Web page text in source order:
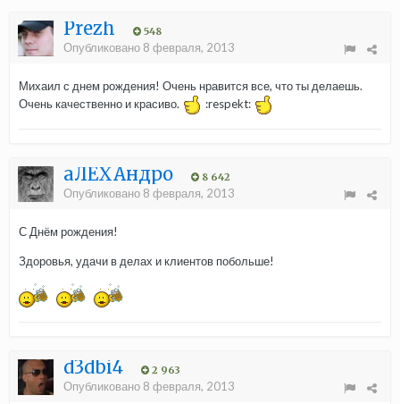
Prezh 548
Опубликовано 8 февраля, 2013
Михаил с днем рождения! Очень нравится все, что ты делаешь.
Очень качественно и красиво.
:respekt:
aЛЁХАндро 8 642
Опубликовано 8 февраля, 2013
С Днём рождения!
Здоровья, удачи в делах и клиентов побольше!
d3dbi4 2 963
Опубликовано 8 февраля, 2013